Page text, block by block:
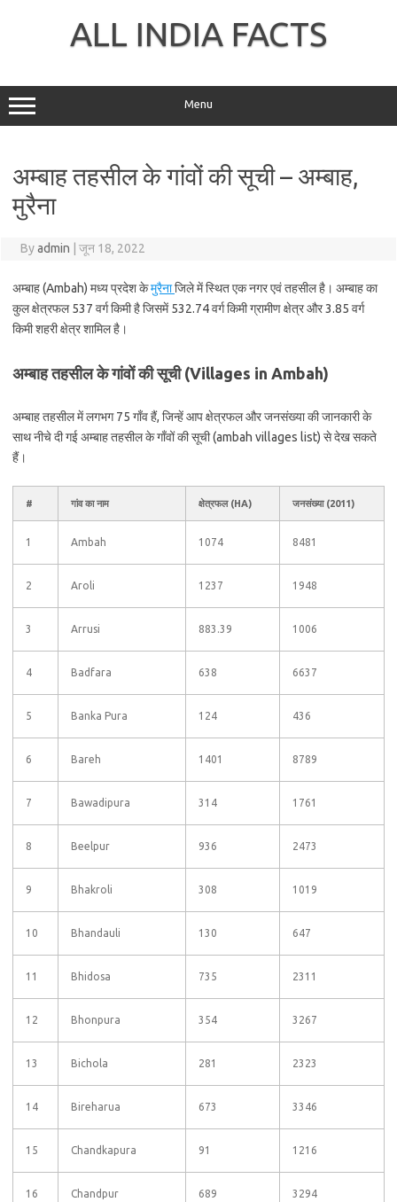
ALL INDIA FACTS
Menu
अम्बाह तहसील के गांवों की सूची – अम्बाह,
मुरैना
Byadmin जून 18, 2022
अम्बाह (Ambah) मध्य प्रदेश केमुरैनाजिले में स्थित एक नगर एवं तहसील है। अम्बाह का
कुल क्षेत्रफल 537 वर्ग किमी है जिसमें 532.74 वर्ग किमी ग्रामीण क्षेत्र और 3.85 वर्ग
किमी शहरी क्षेत्र शामिल है।
अम्बाह तहसील के गांवों की सूची (Villages in Ambah)
अम्बाह तहसील में लगभग 75 गाँव हैं, जिन्हें आप क्षेत्रफल और जनसंख्या की जानकारी के
साथ नीचे दी गई अम्बाह तहसील के गाँवों की सूची (ambah villages list) से देख सकते
हैं।
# गांव का नाम क्षेत्रफल (HA) जनसंख्या (2011)
1 Ambah 1074 8481
2 Aroli 1237 1948
3 Arrusi 883.39 1006
4 Badfara 638 6637
5 Banka Pura 124 436
6 Bareh 1401 8789
7 Bawadipura 314 1761
8 Beelpur 936 2473
9 Bhakroli 308 1019
10 Bhandauli 130 647
11 Bhidosa 735 2311
12 Bhonpura 354 3267
13 Bichola 281 2323
14 Bireharua 673 3346
15 Chandkapura 91 1216
16 Chandpur 689 3294